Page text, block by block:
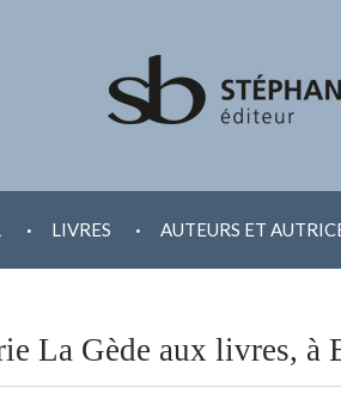
. LIVRES . AUTEURS ET
La Gède aux livres, à